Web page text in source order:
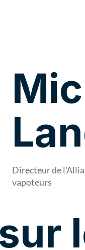
Directeur de
vapoteurs